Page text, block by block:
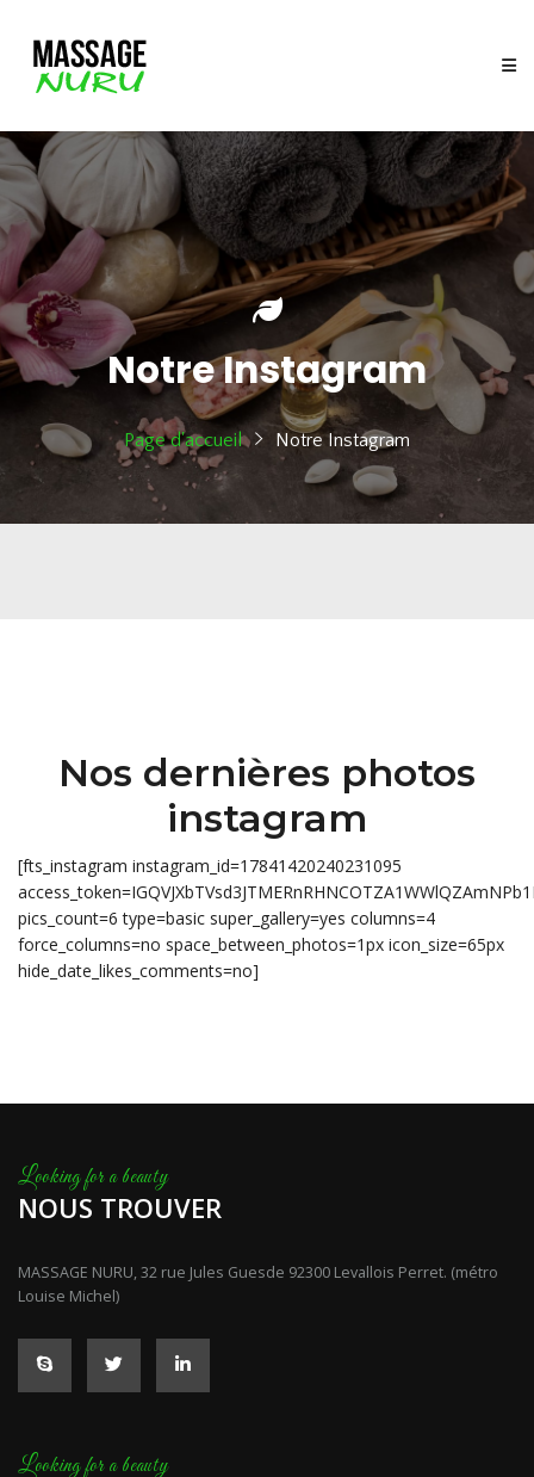
Notre Instagram
Page d'accueil Notre Instagram
Nos dernières photos
instagram
[fts_instagram instagram_id=17841420240231095
pics_count=6 type=basic super_gallery=yes columns=4
force_columns=no space_between_photos=1px icon_size=65px
hide_date_likes_comments=no]
NOUS TROUVER
MASSAGE NURU, 32 rue Jules Guesde 92300 Levallois Perret. (métro
Louise Michel)